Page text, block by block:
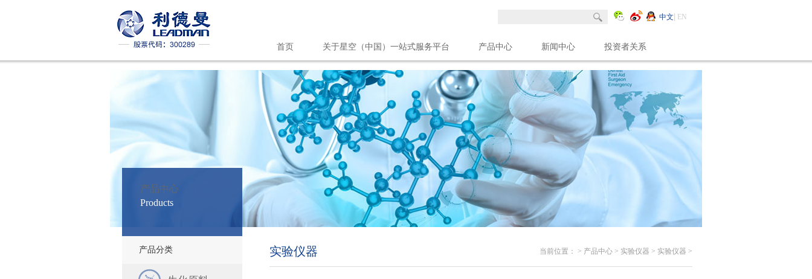
中文 EN
首页 关于星空（中国）一站式服务平台 产品中心 新闻中心 投资者关系
人力资源 星空（中国）一站式服务平台
产品中心
Products
产品分类 实验仪器 当前位置： > 产品中心 > 实验仪器 > 实验仪器 >